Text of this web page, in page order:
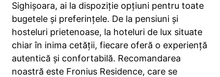
Sighișoara, ai la dispoziție opțiuni pentru toate
bugetele și preferințele. De la pensiuni și
hosteluri prietenoase, la hoteluri de lux situate
chiar în inima cetății, fiecare oferă o experiență
autentică și confortabilă. Recomandarea
noastră este Fronius Residence, care se